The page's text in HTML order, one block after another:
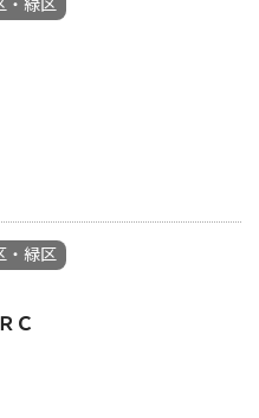
・緑区
・緑区
Ｃ